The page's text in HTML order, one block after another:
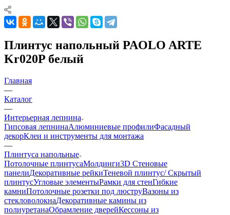
Плинтус напольный PAOLO ARTE
Kr020P белый
Главная
—
Каталог
—
Интерьерная лепнина
Гипсовая лепнинаАлюминиевые профилиФасадный
декорКлеи и инструменты для монтажа
—
Плинтуса напольные
Потолочные плинтусаМолдинги3D Стеновые
панелиДекоративные рейкиТеневой плинтус/ Скрытый
плинтусУгловые элементыРамки для стенГибкие
камниПотолочные розетки под люструВазоны из
стекловолокнаДекоративные камины из
полиуретанаОбрамление дверейКессоны из